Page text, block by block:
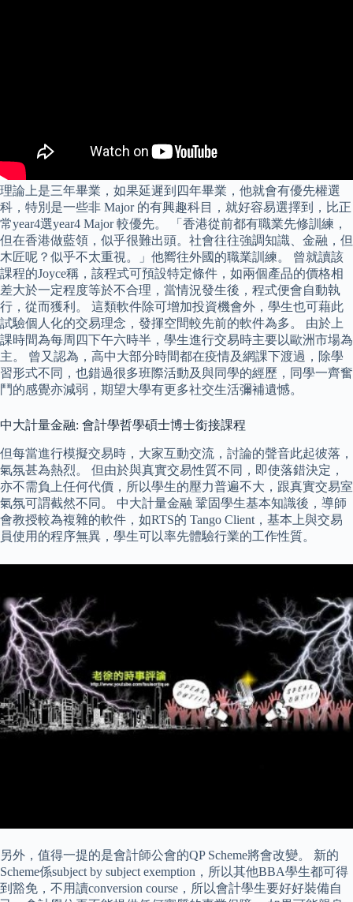
理論上是三年畢業，如果延遲到四年畢業，他就會有優先權選
科，特別是一些非 Major 的有興趣科目，就好容易選擇到，比正
常year4選year4 Major 較優先。 「香港從前都有職業先修訓練，
但在香港做藍領，似乎很難出頭。社會往往強調知識、金融，但
木匠呢？似乎不太重視。」他嚮往外國的職業訓練。 曾就讀該
課程的Joyce稱，該程式可預設特定條件，如兩個產品的價格相
差大於一定程度等於不合理，當情況發生後，程式便會自動執
行，從而獲利。 這類軟件除可增加投資機會外，學生也可藉此
試驗個人化的交易理念，發揮空間較先前的軟件為多。 由於上
課時間為每周四下午六時半，學生進行交易時主要以歐洲市場為
主。 曾又認為，高中大部分時間都在疫情及網課下渡過，除學
習形式不同，也錯過很多班際活動及與同學的經歷，同學一齊奮
鬥的感覺亦減弱，期望大學有更多社交生活彌補遺憾。
中大計量金融: 會計學哲學碩士博士銜接課程
但每當進行模擬交易時，大家互動交流，討論的聲音此起彼落，
氣氛甚為熱烈。 但由於與真實交易性質不同，即使落錯決定，
亦不需負上任何代價，所以學生的壓力普遍不大，跟真實交易室
氣氛可謂截然不同。 中大計量金融 鞏固學生基本知識後，導師
會教授較為複雜的軟件，如RTS的 Tango Client，基本上與交易
員使用的程序無異，學生可以率先體驗行業的工作性質。
另外，值得一提的是會計師公會的QP Scheme將會改變。 新的
Scheme係subject by subject exemption，所以其他BBA學生都可得
到豁免，不用讀conversion course，所以會計學生要好好裝備自